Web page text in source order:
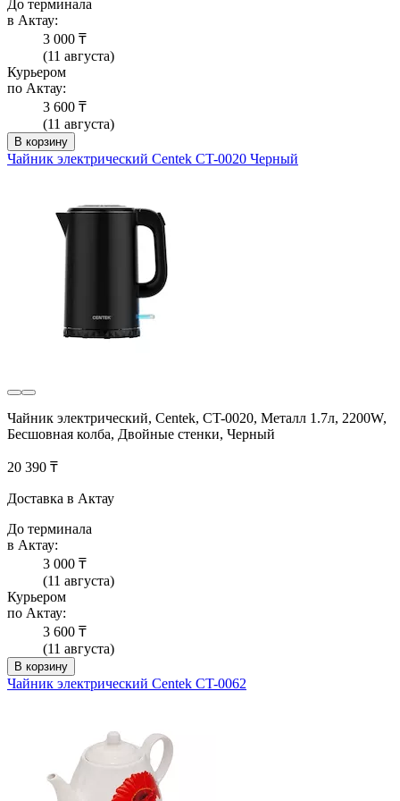
До терминала
в Актау:
3 000 ₸
(11 августа)
Курьером
по Актау:
3 600 ₸
(11 августа)
В корзину
Чайник электрический Centek CT-0020 Черный
Чайник электрический, Centek, CT-0020, Металл 1.7л, 2200W,
Бесшовная колба, Двойные стенки, Черный
20 390 ₸
Доставка в Актау
До терминала
в Актау:
3 000 ₸
(11 августа)
Курьером
по Актау:
3 600 ₸
(11 августа)
В корзину
Чайник электрический Centek CT-0062